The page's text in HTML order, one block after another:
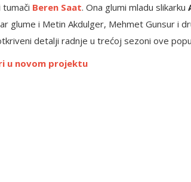
tumači Beren Saat. Ona glumi mladu slikarku
glume i Metin Akdulger, Mehmet Gunsur i
detalji radnje u trećoj sezoni ove
u novom projektu